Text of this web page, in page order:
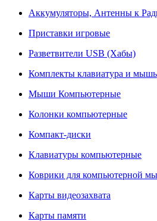
Аккумуляторы, Антенны к
Приставки игровые
Разветвители USB (Хабы)
Комплекты клавиатура и мышь
Мыши Компьютерные
Колонки компьютерные
Компакт-диски
Клавиатуры компьютерные
Коврики для компьютерной
Карты видеозахвата
Карты памяти